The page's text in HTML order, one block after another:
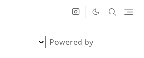
Powered by